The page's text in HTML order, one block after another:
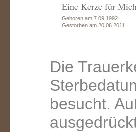
Eine Kerze für
Geboren am 7.09.1992
Gestorben am 20.06.2011
Die
besucht.